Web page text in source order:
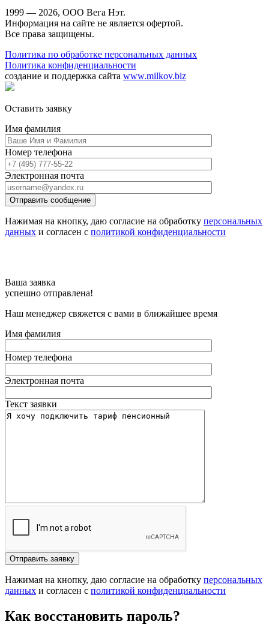
1999 — 2026, ООО Вега Нэт.
Информация на сайте не является офертой.
Все права защищены.
Политика по обработке персональных данных
Политика конфиденциальности
создание и поддержка сайта www.milkov.biz
Оставить заявку
Имя фамилия
Номер телефона
Электронная почта
Отправить сообщение
Нажимая на кнопку, даю согласие на обработку персональных
данных и согласен с политикой конфиденциальности
Ваша заявка
успешно отправлена!
Наш менеджер свяжется с вами в ближайшее время
Имя фамилия
Номер телефона
Электронная почта
Текст заявки
Отправить заявку
Нажимая на кнопку, даю согласие на обработку персональных
данных и согласен с политикой конфиденциальности
Как восстановить пароль?